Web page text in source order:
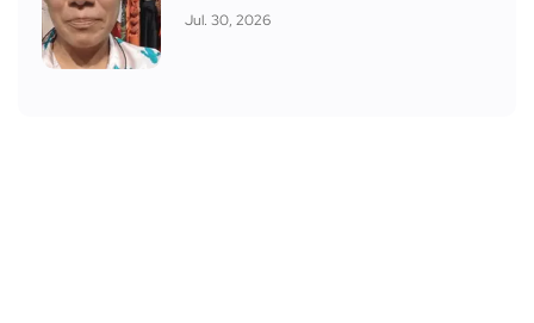
Jul. 30, 2026